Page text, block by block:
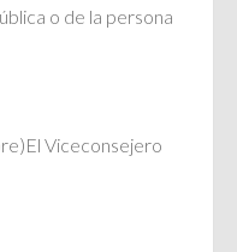
o de la persona
Viceconsejero